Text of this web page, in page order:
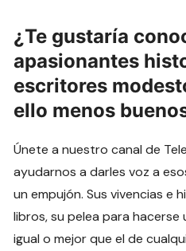
¿Te gustaría
apasionantes
escritores
ello menos
Únete a nuestro canal de
ayudarnos a darles voz a
un empujón. Sus vivencias e
libros, su pelea para hacerse
igual o mejor que el de